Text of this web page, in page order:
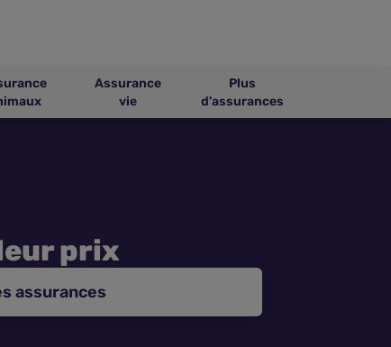
Assurance
vie
Plus
d'assurances
prix
assurances